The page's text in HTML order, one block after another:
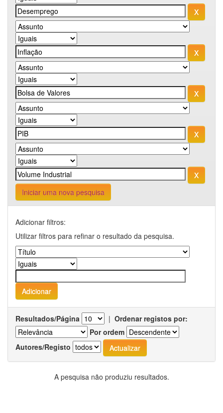
Iniciar uma nova pesquisa
Adicionar filtros:
Utilizar filtros para refinar o resultado da pesquisa.
Resultados/Página | Ordenar registos por:
Por ordem
Autores/Registo
A pesquisa não produziu resultados.